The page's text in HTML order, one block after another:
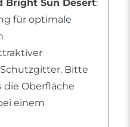
Bright Sun Desert:
für optimale
Bitte
die Oberfläche
einem